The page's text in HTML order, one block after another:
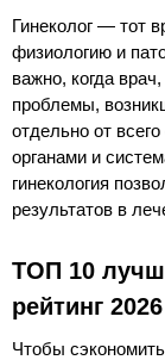
Гинеколог — тот
физиологию и
важно, когда
проблемы,
отдельно от
органами и
гинекология
результатов в
ТОП 10
рейтинг 2026
Чтобы